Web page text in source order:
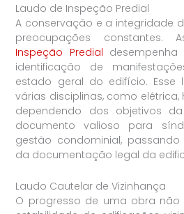
Laudo de Inspeção Predial
A conservação e a integridade
preocupações constantes.
Inspeção Predial
identificação de
estado geral do edifício. Esse
várias disciplinas, como
dependendo dos objetivos
documento valioso para
gestão condominial, passando
da documentação legal da
Laudo Cautelar de Vizinhança
O progresso de uma obra